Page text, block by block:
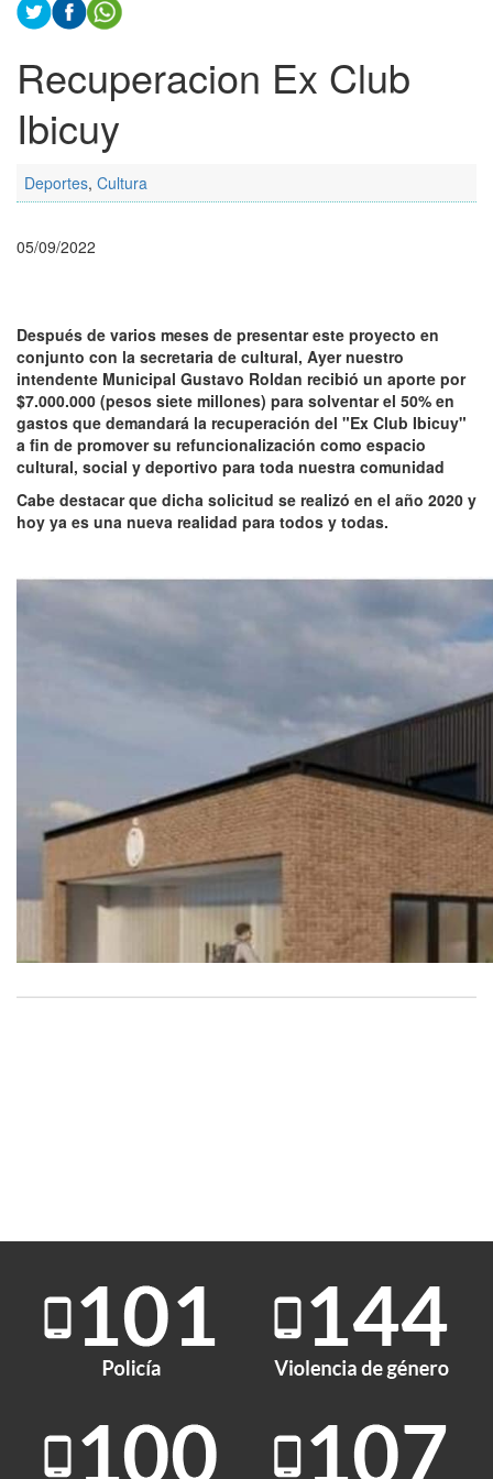
Recuperacion Ex Club
Ibicuy
Deportes, Cultura
05/09/2022
Después de varios meses de presentar este proyecto en
conjunto con la secretaria de cultural, Ayer nuestro
intendente Municipal Gustavo Roldan recibió un aporte por
$7.000.000 (pesos siete millones) para solventar el 50% en
gastos que demandará la recuperación del "Ex Club Ibicuy"
a fin de promover su refuncionalización como espacio
cultural, social y deportivo para toda nuestra comunidad
Cabe destacar que dicha solicitud se realizó en el año 2020 y
hoy ya es una nueva realidad para todos y todas.